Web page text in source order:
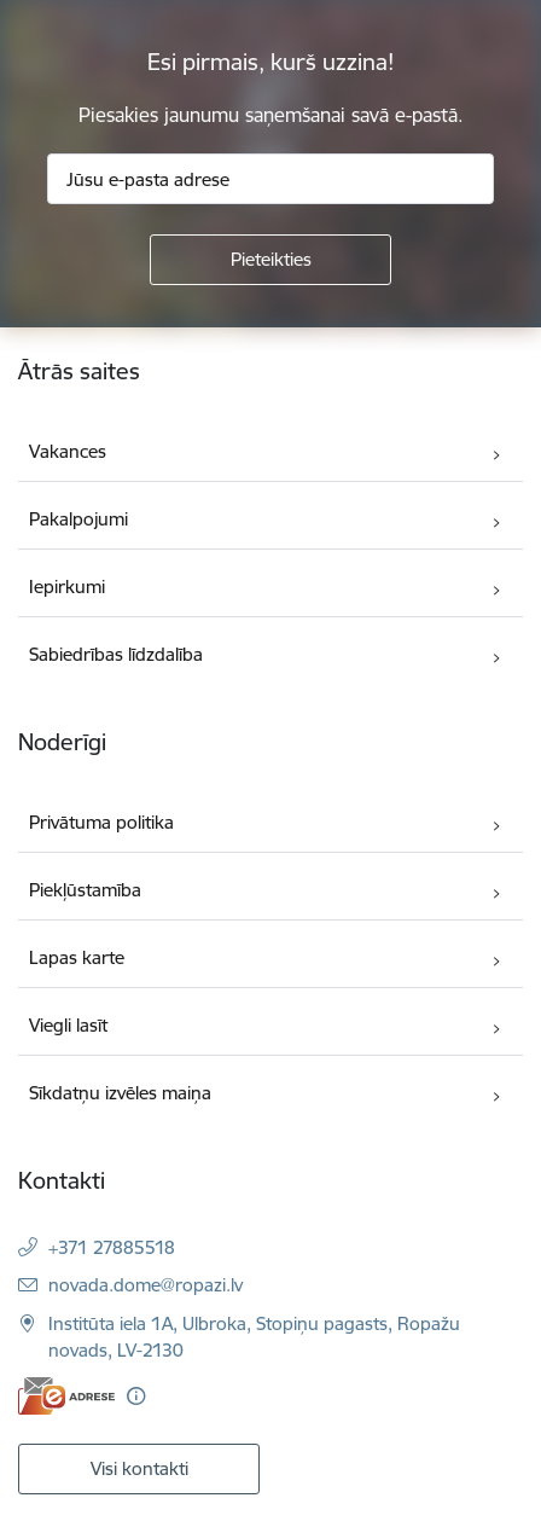
Esi pirmais, kurš uzzina!
Piesakies jaunumu saņemšanai savā e-pastā.
Kājene
Ātrās saites
Vakances
Pakalpojumi
Iepirkumi
Sabiedrības līdzdalība
Noderīgi
Privātuma politika
Piekļūstamība
Lapas karte
Viegli lasīt
Sīkdatņu izvēles maiņa
Kontakti
+371 27885518
E-pasts:
novada.dome@ropazi.lv
Institūta iela 1A, Ulbroka, Stopiņu pagasts, Ropažu
novads, LV-2130
Visi kontakti